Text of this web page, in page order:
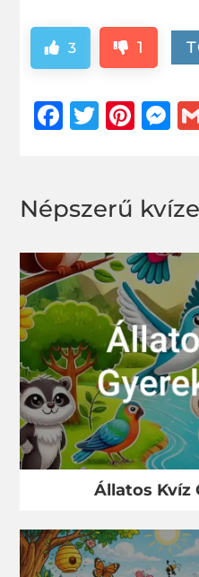
3 1
Népszerű
Állatos Kvíz